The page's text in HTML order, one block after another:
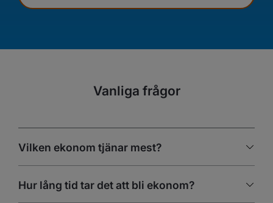
Vanliga frågor
Vilken ekonom tjänar mest?
Hur lång tid tar det att bli ekonom?